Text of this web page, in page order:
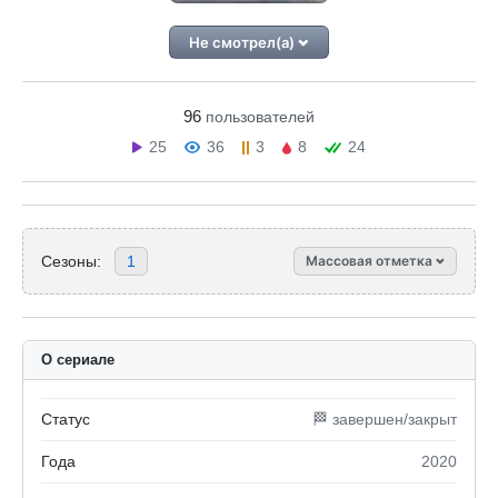
Не смотрел(а)
96 пользователей
25
36 3 8 24
Сезоны: 1 Массовая отметка
О сериале
Статус 🏁 завершен/закрыт
Года 2020